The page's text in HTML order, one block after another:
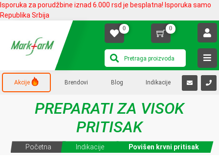
Isporuka za porudžbine iznad 6.000 rsd je besplatna! Isporuka samo
Republika Srbija
0 0
Akcije Brendovi Blog Indikacije
PREPARATI ZA VISOK
PRITISAK
Početna Indikacije Povišen krvni pritisak